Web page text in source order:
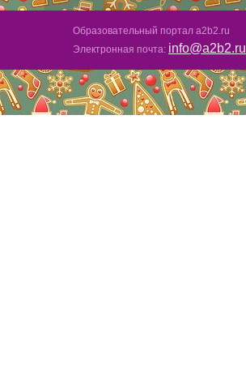
Образовательный портал a2b2.ru
Электронная почта: info@a2b2.ru